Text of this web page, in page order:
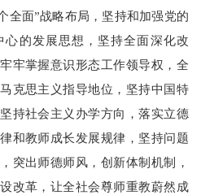
全面”战略布局，坚持和加强党的
的发展思想，坚持全面深化改
牢掌握意识形态工作领导权，全
克思主义指导地位，坚持中国特
持社会主义办学方向，落实立德
和教师成长发展规律，坚持问题
突出师德师风，创新体制机制，
改革，让全社会尊师重教蔚然成